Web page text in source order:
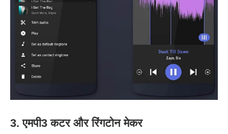
3. एमपी3 कटर और रिंगटोन मेकर